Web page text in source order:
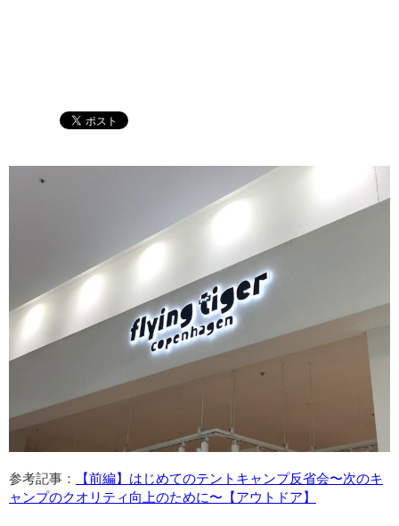
参考記事：
【前編】はじめてのテントキャンプ反省会〜次のキ
ャンプのクオリティ向上のために〜【アウトドア】